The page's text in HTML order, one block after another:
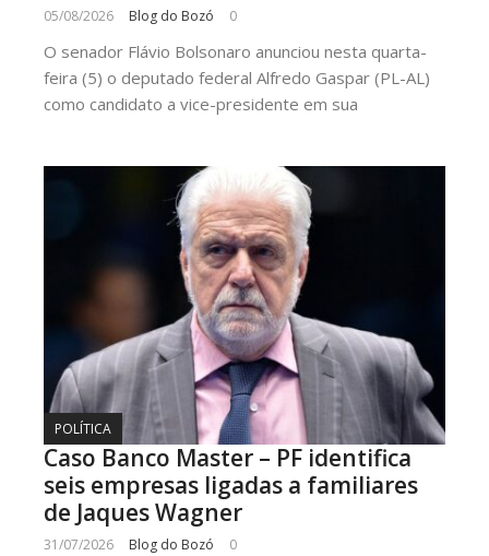
05/08/2026 Blog do Bozó 0
O senador Flávio Bolsonaro anunciou nesta quarta-
feira (5) o deputado federal Alfredo Gaspar (PL-AL)
como candidato a vice-presidente em sua
POLÍTICA
Caso Banco Master – PF identifica
seis empresas ligadas a familiares
de Jaques Wagner
31/07/2026 Blog do Bozó 0